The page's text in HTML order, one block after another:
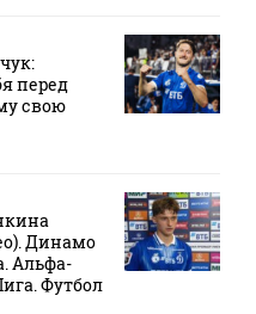
перед
свою
Динамо
Альфа-
Футбол